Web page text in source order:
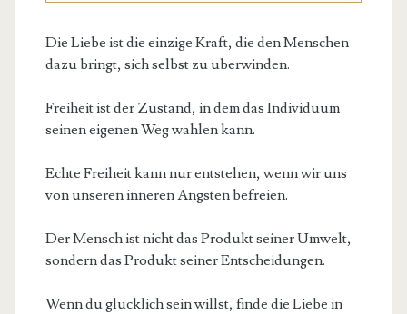
Die Liebe ist die einzige Kraft, die den Menschen
dazu bringt, sich selbst zu uberwinden.
Freiheit ist der Zustand, in dem das Individuum
seinen eigenen Weg wahlen kann.
Echte Freiheit kann nur entstehen, wenn wir uns
von unseren inneren Angsten befreien.
Der Mensch ist nicht das Produkt seiner Umwelt,
sondern das Produkt seiner Entscheidungen.
Wenn du glucklich sein willst, finde die Liebe in